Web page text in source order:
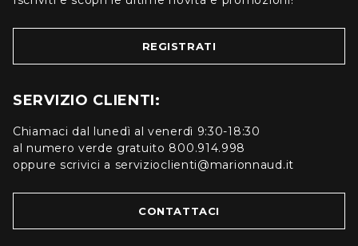
REGISTRATI
SERVIZIO CLIENTI:
Chiamaci dal lunedì al venerdì 9:30-18:30
al numero verde gratuito 800.914.998
oppure scrivici a servizioclienti@marionnaud.it
CONTATTACI